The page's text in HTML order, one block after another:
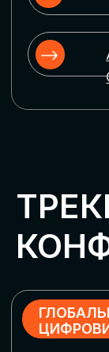
МАРКЕТИНГА
Обменяемся
в маркетинге и
рекламными
наибольшую
развития, оценки
КЛИЕНТСКОГО
Разберем кейсы в